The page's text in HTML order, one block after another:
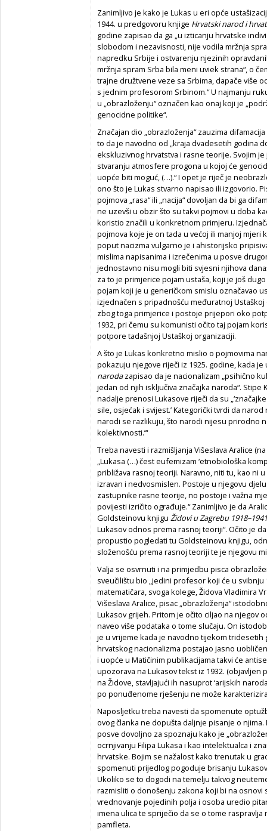
Zanimljivo je kako je Lukas u eri opće
1944. u predgovoru knjige Hrvatski narod i
godine zapisao da ga „u izticanju hrvatske
slobodom i nezavisnosti, nije vodila mržnja
napredku Srbije i ostvarenju njezinih
mržnja spram Srba bila meni uviek strana“, o
trajne družtvene veze sa Srbima, dapače više
s jednim profesorom Srbinom.“ U najmanju
u „obrazloženju“ označen kao onaj koji je
genocidne politike“.
Značajan dio „obrazloženja“ zauzima
to da je navodno od „kraja dvadesetih godina
ekskluzivnog hrvatstva i rasne teorije. Svojim
stvaranju atmosfere progona u kojoj će
uopće biti moguć, (…).“ I opet je riječ je
ono što je Lukas stvarno napisao ili izgovorio.
pojmova „rasa“ ili „nacija“ dovoljan da bi ga
ne uzevši u obzir što su takvi pojmovi u doba
koristio značili u konkretnom primjeru.
pojmova koje je on tada u većoj ili manjoj mjeri
poput nacizma vulgarno je i ahistorijsko
mislima napisanima i izrečenima u posve
jednostavno nisu mogli biti svjesni njihova
za to je primjerice pojam ustaša, koji je još
pojam koji je u generičkom smislu označavao
izjednačen s pripadnošću međuratnoj
zbog toga primjerice i postoje prijepori oko
1932, pri čemu su komunisti očito taj pojam
potpore tadašnjoj Ustaškoj organizaciji.
A što je Lukas konkretno mislio o pojmovima
pokazuju njegove riječi iz 1925. godine, kada
narodazapisao da je nacionalizam „psihično
jedan od njih isključiva značajka naroda“. Stipe
nadalje prenosi Lukasove riječi da su
sile, osjećak i svijest.’ Kategorički tvrdi da
narodi se razlikuju, što narodi nijesu prirodno
kolektivnosti.’“
Treba navesti i razmišljanja Višeslava Aralice
„Lukasa (…) čest eufemizam ‘etnobiološka
približava rasnoj teoriji. Naravno, niti tu, kao ni
izravan i nedvosmislen. Postoje u njegovu
zastupnike rasne teorije, no postoje i važna
povijesti izričito ograđuje.“ Zanimljivo je da
Goldsteinovu knjigu Židovi u Zagrebu 1918–1941
Lukasov odnos prema rasnoj teoriji“. Očito je
propustio pogledati tu Goldsteinovu knjigu,
složenošću prema rasnoj teoriji te je njegovu
Valja se osvrnuti i na primjedbu pisca
sveučilištu bio „jedini profesor koji će u svibnju
matematičara, svoga kolege, Židova Vladimira
Višeslava Aralice, pisac „obrazloženja“
Lukasov grijeh. Pritom je očito ciljao na njegov
naveo više podataka o tome slučaju. On
je u vrijeme kada je navodno tijekom tridesetih
hrvatskog nacionalizma postajao jasno
i uopće u Matičinim publikacijama takvi će
upozorava na Lukasov tekst iz 1932. (objavljen
na Židove, stavljajući ih nasuprot ‘arijskih
po ponuđenome rješenju ne može
Naposljetku treba navesti da spomenute
ovog članka ne dopušta daljnje pisanje o
posve dovoljno za spoznaju kako je
ocrnjivanju Filipa Lukasa i kao intelektualca i
hrvatske. Bojim se nažalost kako trenutak u
spomenuti prijedlog pogoduje brisanju
Ukoliko se to dogodi na temelju takvog
razmisliti o donošenju zakona koji bi na
vrednovanje pojedinih polja i osoba uredio
imena ulica te spriječio da se o tome
pamfleta.